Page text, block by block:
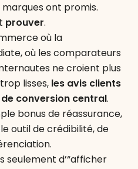
ont promis.
prouver.
où la
où les comparateurs
ne croient plus
lisses, les avis clients
conversion central.
bonus de réassurance,
outil de crédibilité, de
seulement d’“afficher